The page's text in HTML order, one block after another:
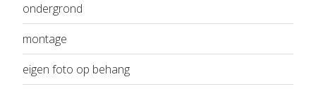
ondergrond
montage
eigen foto op behang